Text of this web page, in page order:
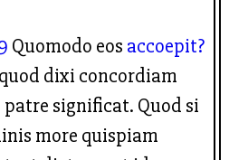
Quomodo eos accoepit?
dixi concordiam
patre significat. Quod si
more quispiam